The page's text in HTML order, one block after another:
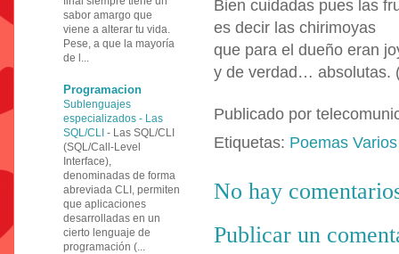
Bien cuidadas pues las
es decir las chirimoyas
que para el dueño eran
y de verdad… absolutas.
Publicado por
Etiquetas: Poemas Varios
No hay
Publicar un
sabor amargo que
viene a alterar tu vida.
Pese, a que la mayoría
de l...
Programacion
Sublenguajes
especializados - Las
SQL/CLI - Las SQL/CLI
(SQL/Call-Level
Interface),
denominadas de forma
abreviada CLI, permiten
que aplicaciones
desarrolladas en un
cierto lenguaje de
programación (...